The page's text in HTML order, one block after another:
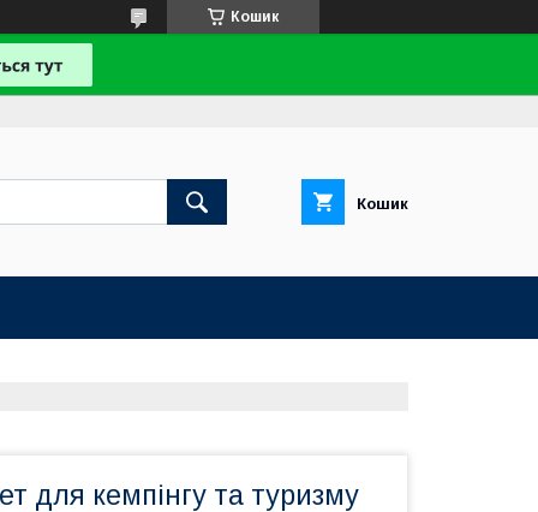
Кошик
Кошик
для кемпінгу та туризму